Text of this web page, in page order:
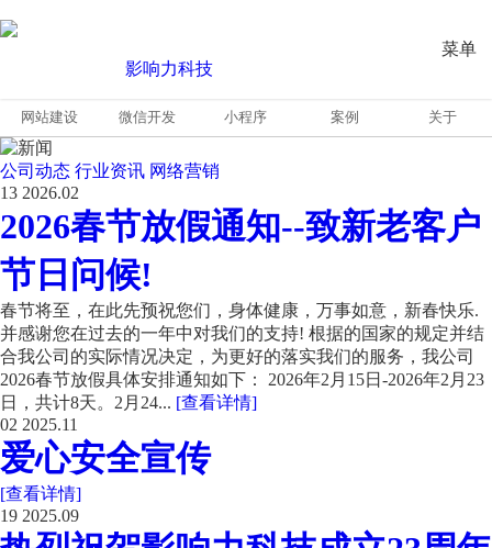
菜单
网站建设 微信开发 小程序 案例 关于
公司动态 行业资讯 网络营销
13 2026.02
2026春节放假通知--致新老客户
节日问候!
春节将至，在此先预祝您们，身体健康，万事如意，新春快乐.
并感谢您在过去的一年中对我们的支持! 根据的国家的规定并结
合我公司的实际情况决定，为更好的落实我们的服务，我公司
2026春节放假具体安排通知如下： 2026年2月15日-2026年2月23
日，共计8天。2月24... [查看详情]
02 2025.11
爱心安全宣传
[查看详情]
19 2025.09